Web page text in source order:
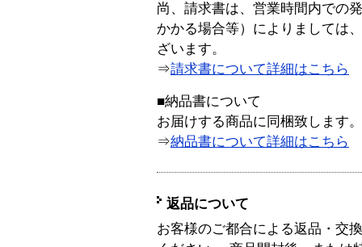
尚、請求書は、営業時間内での
かかる場合等）によりましては
ざいます。
⇒請求書について詳細はこちら
■納品書について
お届けする商品に同梱致します。
⇒納品書について詳細はこちら
返品について
お客様のご都合による返品・交